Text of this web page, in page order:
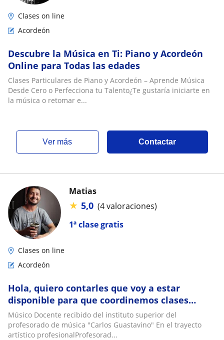
Clases on line
Acordeón
Descubre la Música en Ti: Piano y Acordeón
Online para Todas las edades
Clases Particulares de Piano y Acordeón – Aprende Música
Desde Cero o Perfecciona tu Talento¿Te gustaría iniciarte en
la música o retomar e...
ver más Contactar
1ª clase gratis
Matias
★ 5,0 (4 valoraciones)
Clases on line
Acordeón
Hola, quiero contarles que voy a estar
disponible para que coordinemos clases
particulares de acordeón a piano y guitarra
criolla
Músico Docente recibido del instituto superior del
profesorado de música "Carlos Guastavino" En el trayecto
artístico profesionalProfesorad...